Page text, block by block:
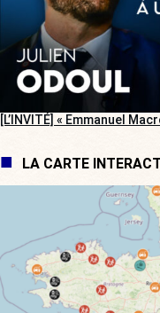
[L’INVITÉ] « Emmanuel
LA CARTE